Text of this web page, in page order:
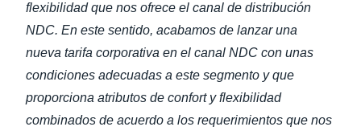
flexibilidad que nos ofrece el canal de distribución
NDC. En este sentido, acabamos de lanzar una
nueva tarifa corporativa en el canal NDC con unas
condiciones adecuadas a este segmento y que
proporciona atributos de confort y flexibilidad
combinados de acuerdo a los requerimientos que nos